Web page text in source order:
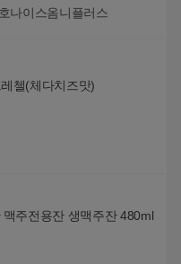
나이스옴니플러스
첼(체다치즈맛)
주전용잔 생맥주잔 480ml